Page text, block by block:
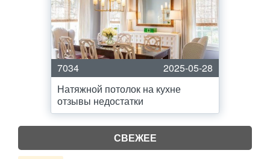
7034
2025-05-28
Натяжной потолок на кухне
отзывы недостатки
СВЕЖЕЕ